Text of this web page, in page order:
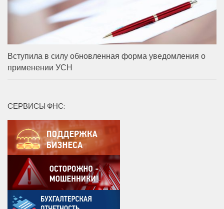
Вступила в силу обновленная форма уведомления о
применении УСН
СЕРВИСЫ ФНС: